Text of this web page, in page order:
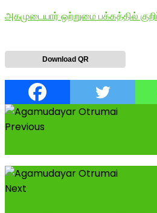
அகமுடையார் ஒற்றுமை பக்கத்தில்
Download QR
Previous
Next